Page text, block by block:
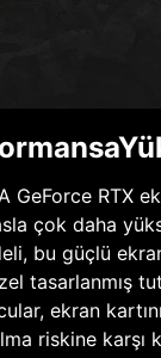
GeForce RTX
çok daha
bu güçlü
tasarlanmış
ekran
riskine karşı